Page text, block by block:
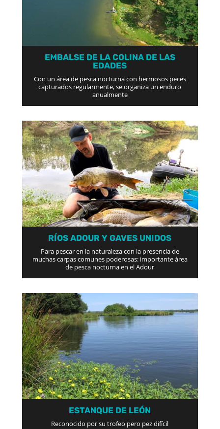
EMBALSE DE LA COLINA DE LAS
EDADES
Con un área de pesca nocturna con hermosos peces
capturados regularmente, se organiza un enduro
anualmente
RÍOS ADOUR Y GAVES UNIDOS
Para pescar en la naturaleza con la presencia de
muchas carpas comunes poderosas: importante área
de pesca nocturna en el Adour
ESTANQUE DE LEÓN
Reconocido por su trofeo pero pez difícil